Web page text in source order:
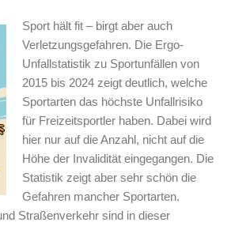
Sport hält fit – birgt aber auch
Verletzungsgefahren. Die Ergo-
Unfallstatistik zu Sportunfällen von
2015 bis 2024 zeigt deutlich, welche
Sportarten das höchste Unfallrisiko
für Freizeitsportler haben. Dabei wird
hier nur auf die Anzahl, nicht auf die
Höhe der Invalidität eingegangen. Die
Statistik zeigt aber sehr schön die
Gefahren mancher Sportarten.
Straßenverkehr sind in dieser